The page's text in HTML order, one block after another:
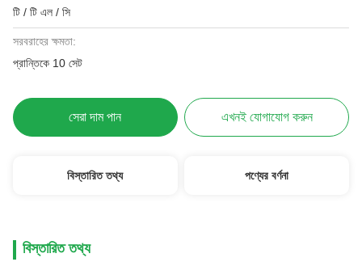
টি / টি এল / সি
সরবরাহের ক্ষমতা:
প্রান্তিকে 10 সেট
সেরা দাম পান এখনই যোগাযোগ করুন
বিস্তারিত তথ্য পণ্যের বর্ণনা
বিস্তারিত তথ্য